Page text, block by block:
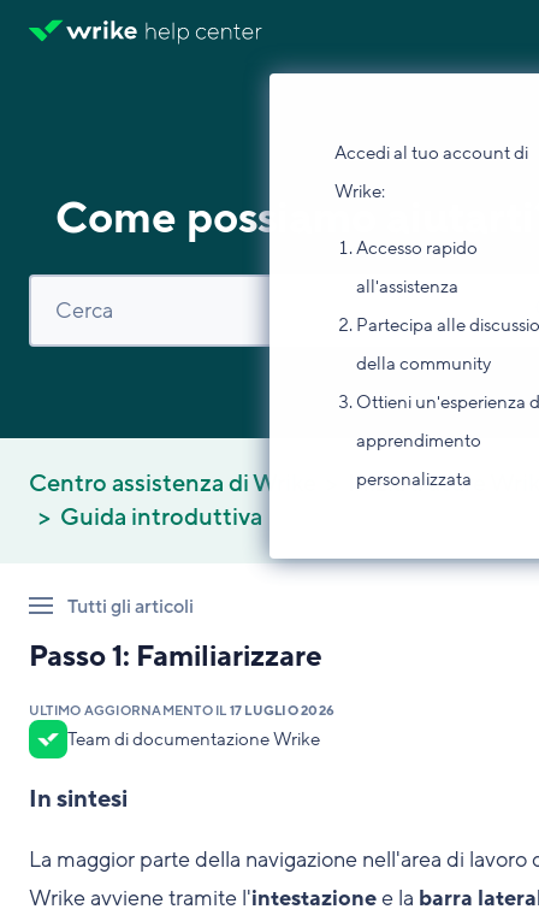
Accedi al tuo account di
Wrike:
Accesso rapido
all'assistenza
Partecipa alle
della community
Ottieni un'esperienza
apprendimento
personalizzata
Come possiamo
Centro assistenza di Wrike
Inizia a usare
Guida introduttiva
Tutti gli articoli
Passo 1: Familiarizzare
ULTIMO AGGIORNAMENTO IL 17 LUGLIO 2026
Team di documentazione Wrike
In sintesi
La maggior parte della navigazione nell'area di lavoro
Wrike avviene tramite l'intestazionee la barra